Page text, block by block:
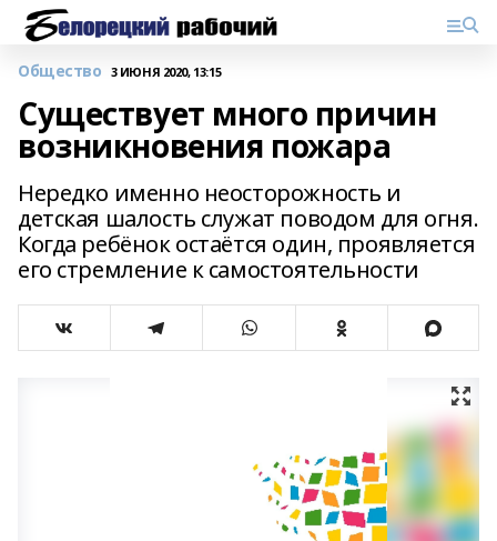
Общество 3 ИЮНЯ 2020, 13:15
Существует много причин
возникновения пожара
Нередко именно неосторожность и
детская шалость служат поводом для огня.
Когда ребёнок остаётся один, проявляется
его стремление к самостоятельности